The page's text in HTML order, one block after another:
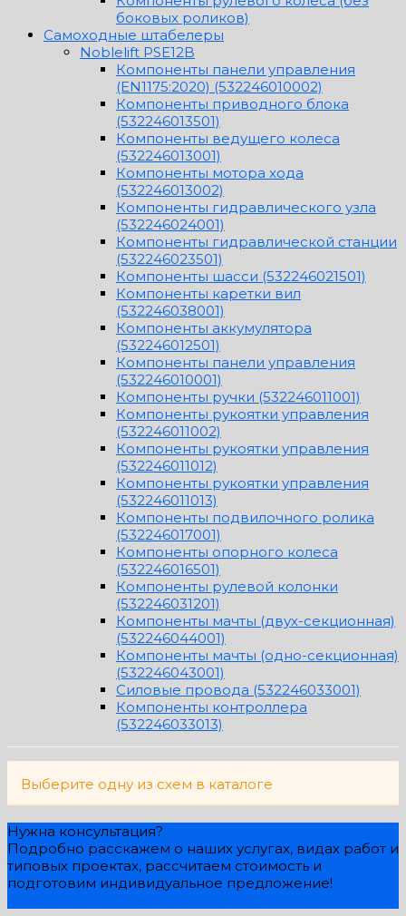
боковых роликов)
Самоходные штабелеры
Noblelift PSE12B
Компоненты панели управления
(EN1175:2020) (532246010002)
Компоненты приводного блока
(532246013501)
Компоненты ведущего колеса
(532246013001)
Компоненты мотора хода
(532246013002)
Компоненты гидравлического узла
(532246024001)
Компоненты гидравлической станции
(532246023501)
Компоненты шасси (532246021501)
Компоненты каретки вил
(532246038001)
Компоненты аккумулятора
(532246012501)
Компоненты панели управления
(532246010001)
Компоненты ручки (532246011001)
Компоненты рукоятки управления
(532246011002)
Компоненты рукоятки управления
(532246011012)
Компоненты рукоятки управления
(532246011013)
Компоненты подвилочного ролика
(532246017001)
Компоненты опорного колеса
(532246016501)
Компоненты рулевой колонки
(532246031201)
Компоненты мачты (двух-секционная)
(532246044001)
Компоненты мачты (одно-секционная)
(532246043001)
Силовые провода (532246033001)
Компоненты контроллера
(532246033013)
Выберите одну из схем в каталоге
Нужна консультация?
Подробно расскажем о наших услугах, видах работ и
типовых проектах, рассчитаем стоимость и
подготовим индивидуальное предложение!